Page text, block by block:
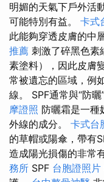
明媚的天氣下戶外活
可能特別有益。 卡式
此能夠穿透皮膚的中
推薦 刺激了碎黑色素
素塗料），因此皮膚
常被遺忘的區域，例
線。 SPF通常與“防
摩證照 防曬霜是一種
外線的成分。 卡式台
的草帽或陽傘，帶有
造成陽光損傷的非常
務所 SPF 台胞證照片